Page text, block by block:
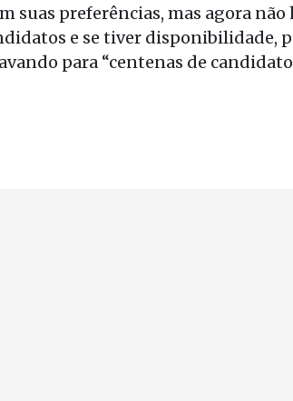
suas preferências, mas agora
e se tiver disponibilidade,
para “centenas de